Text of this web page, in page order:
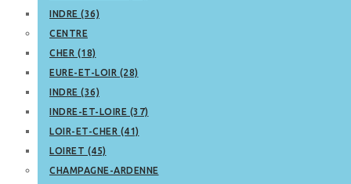
INDRE (36)
CENTRE
CHER (18)
EURE-ET-LOIR (28)
INDRE (36)
INDRE-ET-LOIRE (37)
LOIR-ET-CHER (41)
LOIRET (45)
CHAMPAGNE-ARDENNE